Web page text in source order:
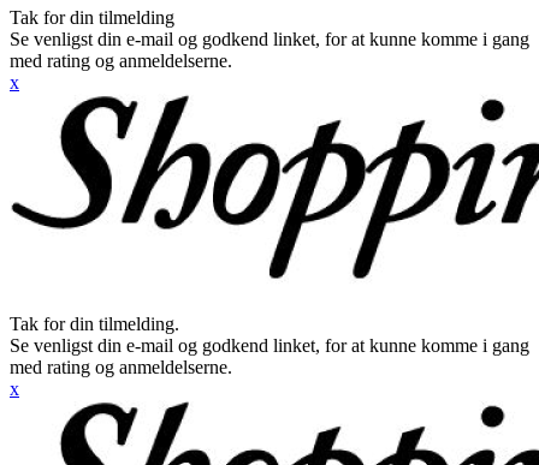
Tak for din tilmelding
Se venligst din e-mail og godkend linket, for at kunne komme i gang
med rating og anmeldelserne.
x
Tak for din tilmelding.
Se venligst din e-mail og godkend linket, for at kunne komme i gang
med rating og anmeldelserne.
x